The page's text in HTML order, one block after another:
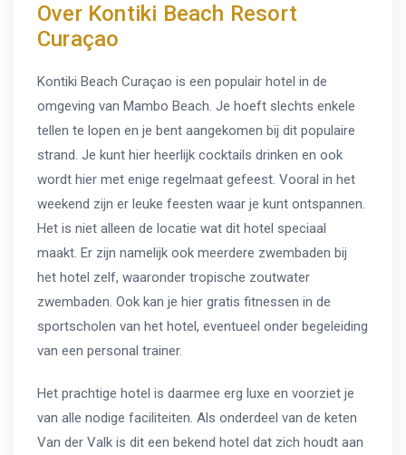
Over Kontiki Beach Resort
Curaçao
Kontiki Beach Curaçao is een populair hotel in de
omgeving van Mambo Beach. Je hoeft slechts enkele
tellen te lopen en je bent aangekomen bij dit populaire
strand. Je kunt hier heerlijk cocktails drinken en ook
wordt hier met enige regelmaat gefeest. Vooral in het
weekend zijn er leuke feesten waar je kunt ontspannen.
Het is niet alleen de locatie wat dit hotel speciaal
maakt. Er zijn namelijk ook meerdere zwembaden bij
het hotel zelf, waaronder tropische zoutwater
zwembaden. Ook kan je hier gratis fitnessen in de
sportscholen van het hotel, eventueel onder begeleiding
van een personal trainer.
Het prachtige hotel is daarmee erg luxe en voorziet je
van alle nodige faciliteiten. Als onderdeel van de keten
Van der Valk is dit een bekend hotel dat zich houdt aan